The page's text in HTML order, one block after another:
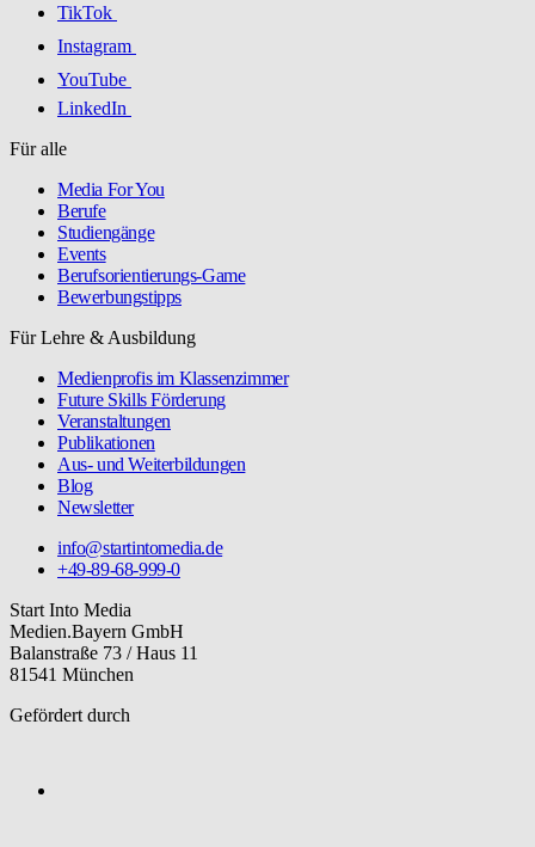
TikTok
Instagram
YouTube
LinkedIn
Für alle
Media For You
Berufe
Studiengänge
Events
Berufsorientierungs-Game
Bewerbungstipps
Für Lehre & Ausbildung
Medienprofis im Klassenzimmer
Future Skills Förderung
Veranstaltungen
Publikationen
Aus- und Weiterbildungen
Blog
Newsletter
info@startintomedia.de
+49-89-68-999-0
Start Into Media
Medien.Bayern GmbH
Balanstraße 73 / Haus 11
81541 München
Gefördert durch